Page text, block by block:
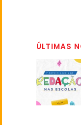
ÚLTIMAS